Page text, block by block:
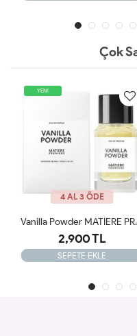
Çok
YENİ
4 AL 3 ÖDE
Vanilla
2,900 TL
SEPETE EKLE